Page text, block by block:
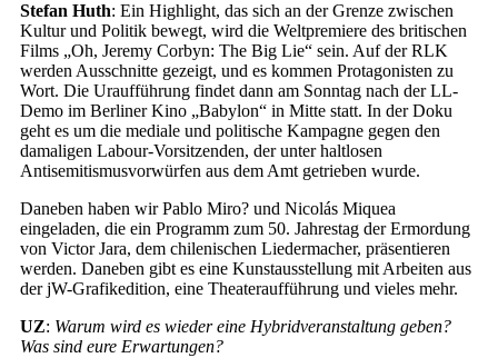
Stefan Huth: Ein Highlight, das sich an der Grenze zwischen
Kultur und Politik bewegt, wird die Weltpremiere des britischen
Films „Oh, Jeremy Corbyn: The Big Lie“ sein. Auf der RLK
werden Ausschnitte gezeigt, und es kommen Protagonisten zu
Wort. Die Uraufführung findet dann am Sonntag nach der LL-
Demo im Berliner Kino „Babylon“ in Mitte statt. In der Doku
geht es um die mediale und politische Kampagne gegen den
damaligen Labour-Vorsitzenden, der unter haltlosen
Antisemitismusvorwürfen aus dem Amt getrieben wurde.
Daneben haben wir Pablo Miro? und Nicolás Miquea
eingeladen, die ein Programm zum 50. Jahrestag der Ermordung
von Victor Jara, dem chilenischen Liedermacher, präsentieren
werden. Daneben gibt es eine Kunstausstellung mit Arbeiten aus
der jW-Grafikedition, eine Theateraufführung und vieles mehr.
UZ: Warum wird es wieder eine Hybridveranstaltung geben?
Was sind eure Erwartungen?